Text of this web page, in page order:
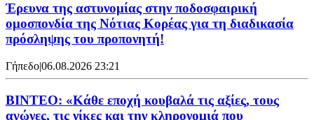
Έρευνα της αστυνομίας στην ποδοσφαιρική
ομοσπονδία της Νότιας Κορέας για τη διαδικασία
πρόσληψης του προπονητή!
Γήπεδο|06.08.2026 23:21
ΒΙΝΤΕΟ: «Κάθε εποχή κουβαλά τις αξίες, τους
αγώνες, τις νίκες και την κληρονομιά που